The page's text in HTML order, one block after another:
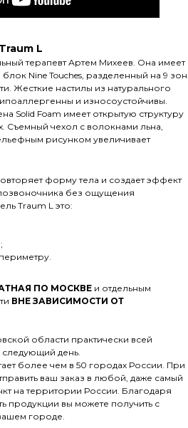
L
терапевт Артем Михеев. Она имеет
Nine Touches, разделенный на 9 зон
Жесткие настилы из натурального
и износоустойчивы.
Solid Foam имеет открытую структуру
Съемный чехол с волокнами льна,
рисунком увеличивает
форму тела и создает эффект
без ощущения
Traum L это:
ПО МОСКВЕ и отдельным
ВНЕ ЗАВИСИМОСТИ ОТ
области практически всей
день.
более чем в 50 городах России. При
ваш заказ в любой, даже самый
на территории России. Благодаря
продукции вы можете получить с
городе.